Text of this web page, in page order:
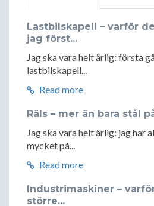
Lastbilskapell – varför
jag först...
Jag ska vara helt ärlig: första
lastbilskapell...
Read more
Räls – mer än bara stål
Jag ska vara helt ärlig: jag har
mycket på...
Read more
Industrimaskiner –
större...